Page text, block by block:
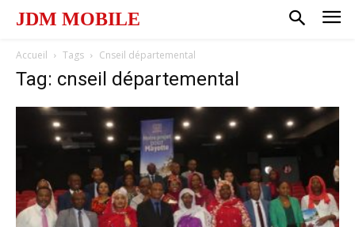
JDM MOBILE
Accueil Tags Cnseil départemental
Tag: cnseil départemental